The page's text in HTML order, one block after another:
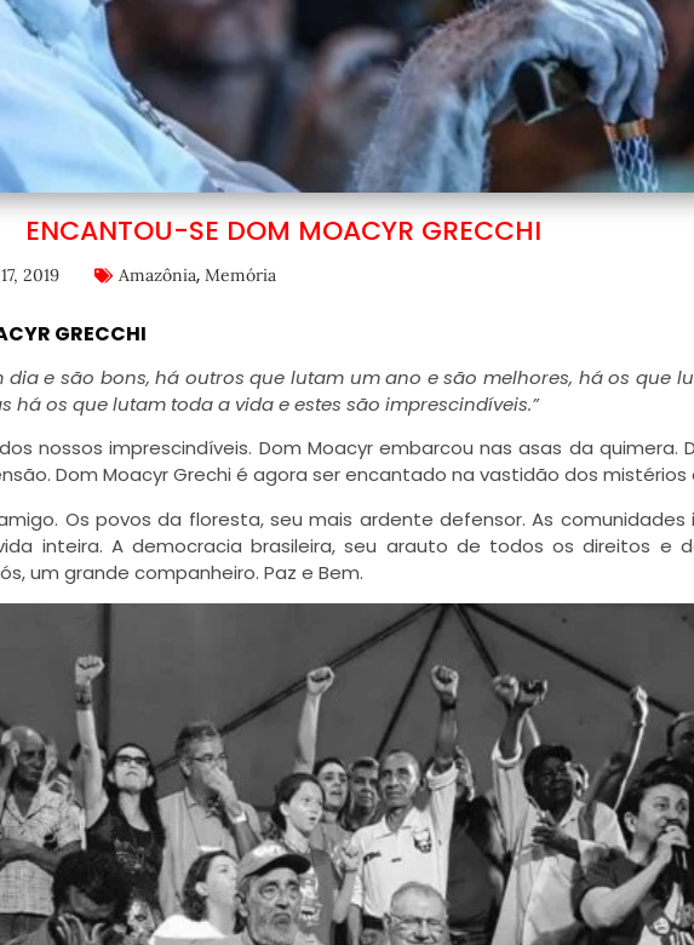
ENCANTOU-SE DOM MOACYR GRECCHI
2019 Amazônia, Memória
GRECCHI
dia e são bons, há outros que lutam um ano e são melhores, há os que
há os que lutam toda a vida e estes são imprescindíveis.”
nossos imprescindíveis. Dom Moacyr embarcou nas asas da quimera.
Dom Moacyr Grechi é agora ser encantado na vastidão dos mistérios
Os povos da floresta, seu mais ardente defensor. As comunidades
inteira. A democracia brasileira, seu arauto de todos os direitos e
um grande companheiro. Paz e Bem.